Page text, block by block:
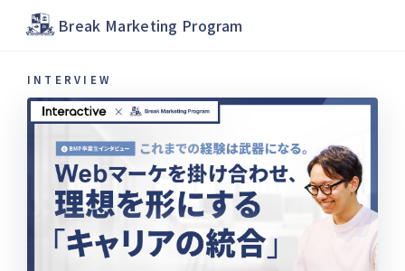
Break Marketing Program
INTERVIEW